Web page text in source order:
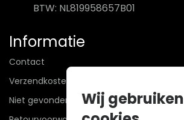
BTW: NL819958657B01
Informatie
Contact
Verzendkosten
Niet gevonden? Wij zoeken mee!
Wij gebruiken